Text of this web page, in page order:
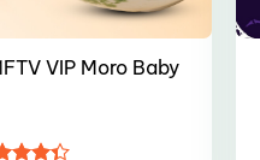
VIP Moro Baby